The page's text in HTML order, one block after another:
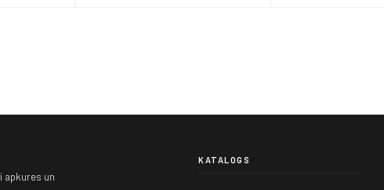
apkures un
KATALOGS